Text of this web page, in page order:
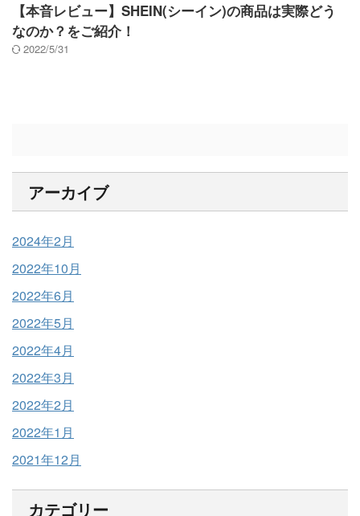
【本音レビュー】SHEIN(シーイン)の商品は実際どう
なのか？をご紹介！
2022/5/31
アーカイブ
2024年2月
2022年10月
2022年6月
2022年5月
2022年4月
2022年3月
2022年2月
2022年1月
2021年12月
カテゴリー